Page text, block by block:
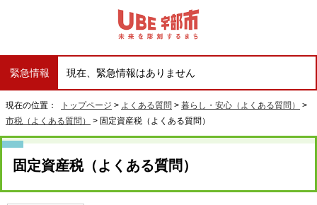
緊急情報 現在、緊急情報はありません
現在の位置： トップページ > よくある質問 > 暮らし・安心（よくある質問）
>
市税（よくある質問）
> 固定資産税（よくある質問）
固定資産税（よくある質問）